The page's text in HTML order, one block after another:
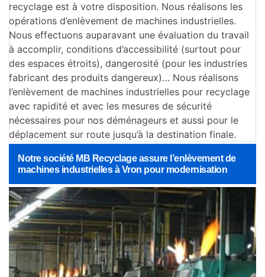
recyclage est à votre disposition. Nous réalisons les
opérations d’enlèvement de machines industrielles.
Nous effectuons auparavant une évaluation du travail
à accomplir, conditions d’accessibilité (surtout pour
des espaces étroits), dangerosité (pour les industries
fabricant des produits dangereux)… Nous réalisons
l’enlèvement de machines industrielles pour recyclage
avec rapidité et avec les mesures de sécurité
nécessaires pour nos déménageurs et aussi pour le
déplacement sur route jusqu’à la destination finale.
Notre société MB Recyclage assure l’enlèvement de
machines industrielles à Vron pour modernisation